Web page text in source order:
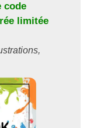
code
limitée